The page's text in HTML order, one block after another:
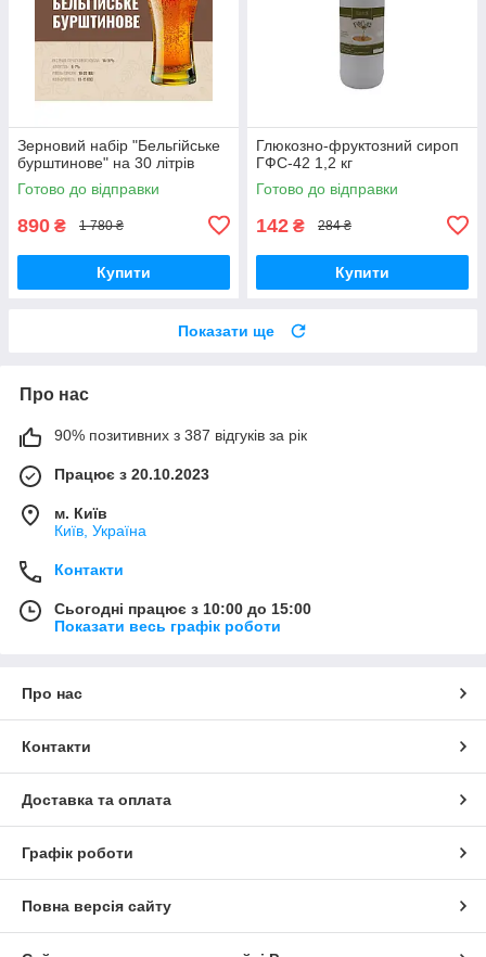
Зерновий набір "Бельгійське
бурштинове" на 30 літрів
Готово до відправки
890 ₴ 1 780 ₴
Купити
Глюкозно-фруктозний сироп
ГФС-42 1,2 кг
Готово до відправки
142 ₴ 284 ₴
Купити
Показати ще
Про нас
90% позитивних з 387 відгуків за рік
Працює з 20.10.2023
м. Київ
Київ, Україна
Контакти
Сьогодні працює з 10:00 до 15:00
Показати весь графік роботи
Про нас
Контакти
Доставка та оплата
Графік роботи
Повна версія сайту